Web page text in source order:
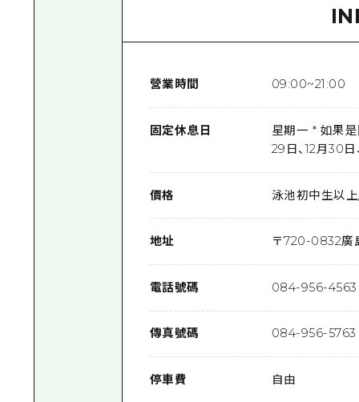
營業時間 09:00~21:00
固定休息日
星期一 * 如果
29日、12月30日
價格 泳池初中生以
地址 〒720-0832廣
電話號碼 084-956-4563
傳真號碼 084-956-5763
停車費 自由